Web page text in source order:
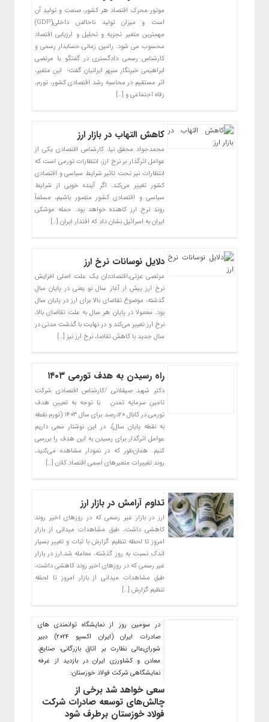
موتور محرک اقتصاد هر کشور، صنعت و تولید آن
است و میزان تولید ناخالص داخلی(GDP)
مهمترین متغیر تجزیه و تحلیل و ارزیابی اقتصاد
محسوب می شود. رامین زمانی.حسابدار رسمی و
کارشناس رسمی دادگستری در گفتگو با مرتضی
ابراهیمی خبرنگار سپهر ایرانیان گفت: این متغیر،
اثر مستقیم در محاسبه رشد اقتصادی کشور، تورم،
رفاه اجتماعی و […]
کاهش التهاب در بازار ارز
محمدجواد محقق نیا، کارشناس اقتصادی یکی از
عوامل اثرگذار بر نرخ ارز، انتظارات تورمی است که
انتظارات نیز تحت تاثیر شرایط سیاسی و اقتصادی
کشور تغییر می‌کند. اگر آینده خوبی از شرایط
سیاسی و اقتصادی کشور متصور باشیم، مسلماً
روند نرخ ارز کاهنده خواهد بود. حمله موشکی
ایران به اسرائیل نشان داد که اقتدار ایران […]
دلایل نوسانات نرخ ارز
مرتضی عزتی،‌اقتصاددان یک علت اصلی افزایش
نرخ ارز پیش از آغاز سال نو یعنی در پایان سال
گذشته، موضوع تقاضای بالا برای ارز در پایان سال
بود. معمولا در پایان هر سال به علت تقاضای بالا،
نرخ ارز تغییر می‌کند و در نهایت با گذشت مدتی در
سال جدید با کاهش تقاضا، نرخ ارز نیز […]
راه رسیدن به هدف تورمی ۱۴۰۳
دکتر شهبد صیقلانی /کارشناس اقتصادی شرکت
تامین سرمایه تمدن با توجه به تعیین هدف
تورمی در کانال ۲۰‌درصد برای سال ۱۴۰۳ (تورم نقطه
به نقطه پایان سال)، در این نوشتار سعی داریم
عوامل اثرگذار برای رسیدن به این هدف را بررسی
کنیم. همان‌طور که در نمودار مشاهده می‌‌‌کنید،
روند تغییرات متغیرهای اسمی اقتصاد کلان […]
تداوم آرامش در بازار ارز
ارز در بازار غیر رسمی که در روزهای اخیر روند
کاهشی داشت، طبق مشاهدات میدانی از بازار
امروز تا لحظه تنظیم گزارش با ثبات و تغییر بسیار
اندک نسبت به روز گذشته، معامله شد.ارز در بازار
غیر رسمی که در روزهای اخیر روند کاهشی داشت،
طبق مشاهدات میدانی از بازار امروز تا لحظه
تنظیم گزارش […]
در سومین روز از نمایشگاه توانمندی های
صادرات ایران (ایران اکسپو ۲۰۲۴) دبیر
شورای‌عالی نظارت بر اتاق بازرگانی، صنایع،
معادن و کشاورزی ایران در بازدید از غرفه
نمایشگاهی شرکت فولاد خوزستان:
سعی خواهد شد برخی از
چالش‌های توسعه صادرات شرکت
فولاد خوزستان برطرف شود